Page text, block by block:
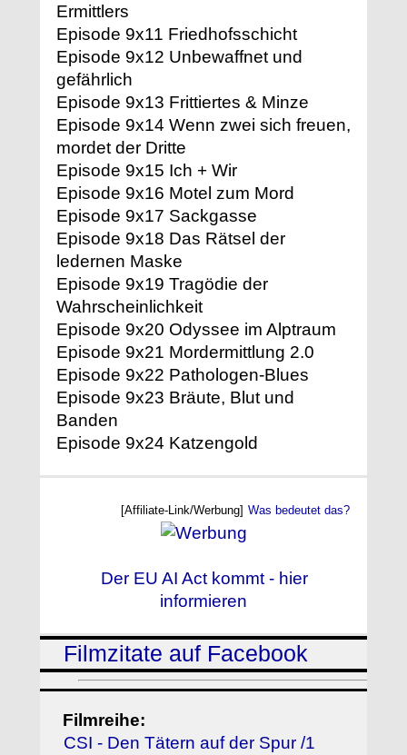
Ermittlers
Episode 9x11 Friedhofsschicht
Episode 9x12 Unbewaffnet und
gefährlich
Episode 9x13 Frittiertes & Minze
Episode 9x14 Wenn zwei sich freuen,
mordet der Dritte
Episode 9x15 Ich + Wir
Episode 9x16 Motel zum Mord
Episode 9x17 Sackgasse
Episode 9x18 Das Rätsel der
ledernen Maske
Episode 9x19 Tragödie der
Wahrscheinlichkeit
Episode 9x20 Odyssee im Alptraum
Episode 9x21 Mordermittlung 2.0
Episode 9x22 Pathologen-Blues
Episode 9x23 Bräute, Blut und
Banden
Episode 9x24 Katzengold
[Affiliate-Link/Werbung] Was bedeutet das?
Der EU AI Act kommt - hier
informieren
Filmzitate auf Facebook
Filmreihe:
CSI - Den Tätern auf der Spur /1